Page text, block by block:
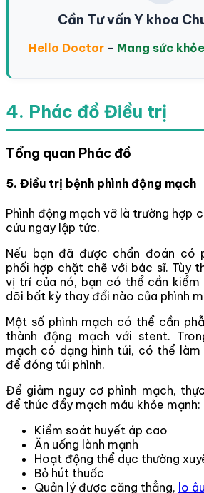
Cần Tư vấn Y khoa
Hello Doctor - Mang sức
4. Phác đồ Điều trị
Tổng quan Phác đồ
5. Điều trị bệnh phình động mạch
Phình động mạch vỡ là trường hợp
cứu ngay lập tức.
Nếu bạn đã được chẩn đoán có
phối hợp chặt chẽ với bác sĩ. Tùy
vị trí của nó, bạn có thể cần
dõi bất kỳ thay đổi nào của phình
Một số phình mạch có thể cần
thành động mạch với stent.
mạch có dạng hình túi, có thể
để đóng túi phình.
Để giảm nguy cơ phình mạch,
để thúc đẩy mạch máu khỏe mạnh:
Kiểm soát huyết áp cao
Ăn uống lành mạnh
Hoạt động thể dục thường
Bỏ hút thuốc
Quản lý được căng thẳng, lo âu